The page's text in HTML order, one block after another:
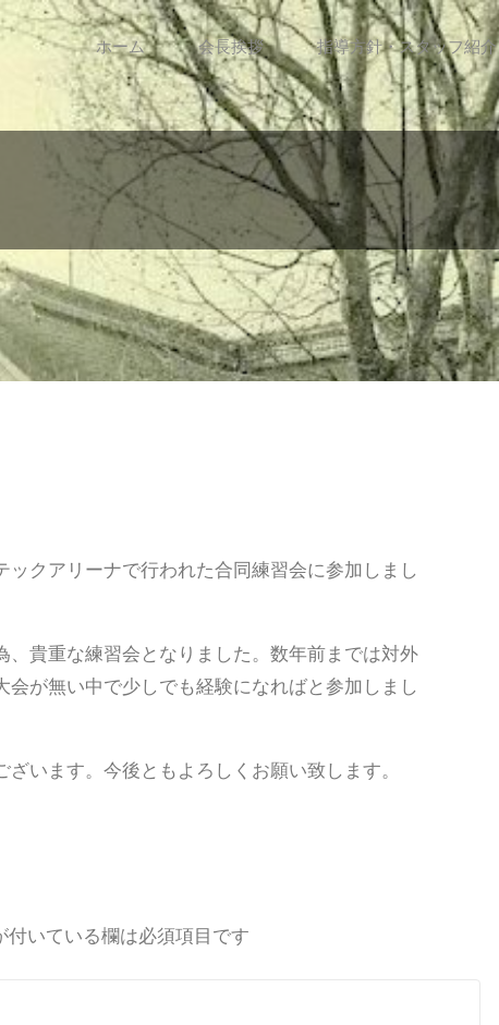
ホーム 会長挨拶 指導方針・スタッフ紹介
クアリーナで行われた合同練習会に参加しまし
貴重な練習会となりました。数年前までは対外
が無い中で少しでも経験になればと参加しまし
います。今後ともよろしくお願い致します。
付いている欄は必須項目です